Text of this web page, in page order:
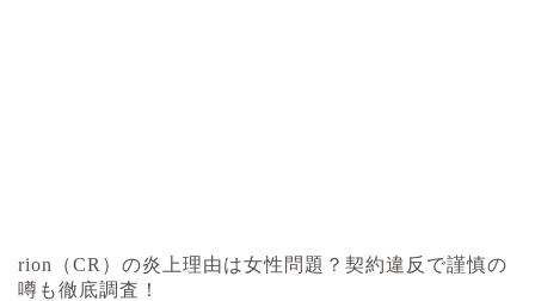
rion（CR）の炎上理由は女性問題？契約違反で謹慎の
噂も徹底調査！